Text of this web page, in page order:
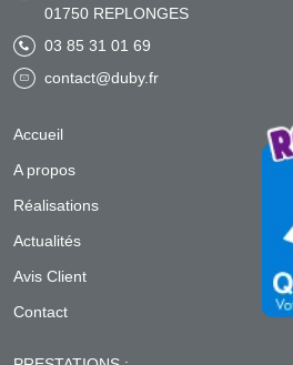
01750 REPLONGES
03 85 31 01 69
contact@duby.fr
Accueil
A propos
Réalisations
Actualités
Avis Client
Contact